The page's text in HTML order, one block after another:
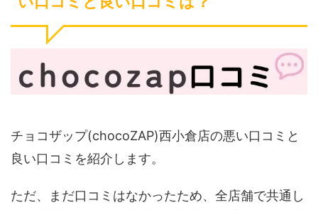
チョコザップ(chocoZAP)西小倉店の悪い口コミと
良い口コミを紹介します。
ただ、まだ口コミはなかったため、全店舗で共通し